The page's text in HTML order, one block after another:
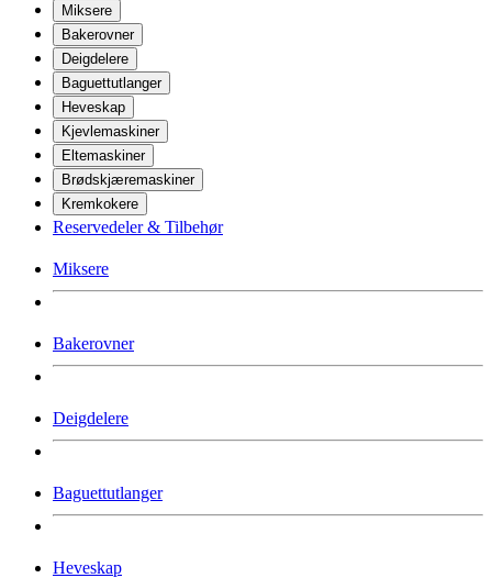
Miksere
Bakerovner
Deigdelere
Baguettutlanger
Heveskap
Kjevlemaskiner
Eltemaskiner
Brødskjæremaskiner
Kremkokere
Reservedeler & Tilbehør
Miksere
Bakerovner
Deigdelere
Baguettutlanger
Heveskap